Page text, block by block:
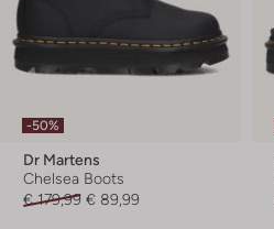
-50%
Dr Martens
Chelsea Boots
€ 179,99 € 89,99